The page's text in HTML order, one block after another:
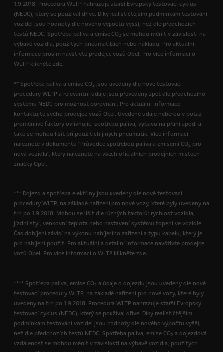
1.9.2018. Procedura WLTP nahrazuje starší Evropský testovací cyklus
(NEDC), který se používal dříve. Díky realističtějším podmínkám testování
vozidel jsou hodnoty dle nového výpočtu vyšší, než dle předchozích
testů NEDC. Spotřeba paliva a emise CO2 se mohou měnit v závislosti na
výbavě vozidla, použitých pneumatikách nebo nákladu. Pro aktuální
informace prosím navštivte prodejce vozů Opel. Pro více informací o
WLTP klikněte zde.
** Spotřeba paliva a emise CO2 jsou uvedeny dle nové testovací
procedury WLTP a relevantní údaje jsou převedeny zpět dle předchozího
systému NEDC pro možnost porovnání. Pro aktuální informace
kontaktujte svého prodejce vozů Opel. Uvedené údaje neberou v potaz
proměnlivé faktory ovlivňující spotřebu paliva, výbavu na přání apod. a
také se mohou lišit při použitích jiných pneumatik. Více informací
naleznete v dokumentu "Průvodce spotřebou paliva a emisemi CO2 pro
nová vozidla", který naleznete na všech oficiálních prodejních místech
značky Opel.
*** Dojezd a spotřeba elektřiny jsou uvedeny dle nové testovací
procedury WLTP, na základě nařízení pro nové vozy, které byly uvedeny na
trh po 1.9.2018. Mohou se lišit dle různých faktorů: rychlost vozidla,
jízdní styl, venkovní teplota nebo nastavení systému topení ve vozidle.
Čas dobíjení závisí na výkonu nabíjecího zařízení a typu kabelu, který je
pro nabíjení použit. Pro aktuální a detailní informace navštivte prodejce
vozů Opel. Pro více informací o WLTP klikněte zde.
**** Spotřeba paliva, emise CO2 a údaje o dojezdu jsou uvedeny dle nové
testovací procedury WLTP, na základě nařízení pro nové vozy, které byly
uvedeny na trh po 1.9.2018. Procedura WLTP nahrazuje starší Evropský
testovací cyklus (NEDC), který se používal dříve. Díky realističtějším
podmínkám testování vozidel jsou hodnoty dle nového výpočtu vyšší,
než dle předchozích testů NEDC. Spotřeba paliva, emise CO2 a dojezdová
vzdálenost se mohou měnit v závislosti na výbavě vozidla, použitých